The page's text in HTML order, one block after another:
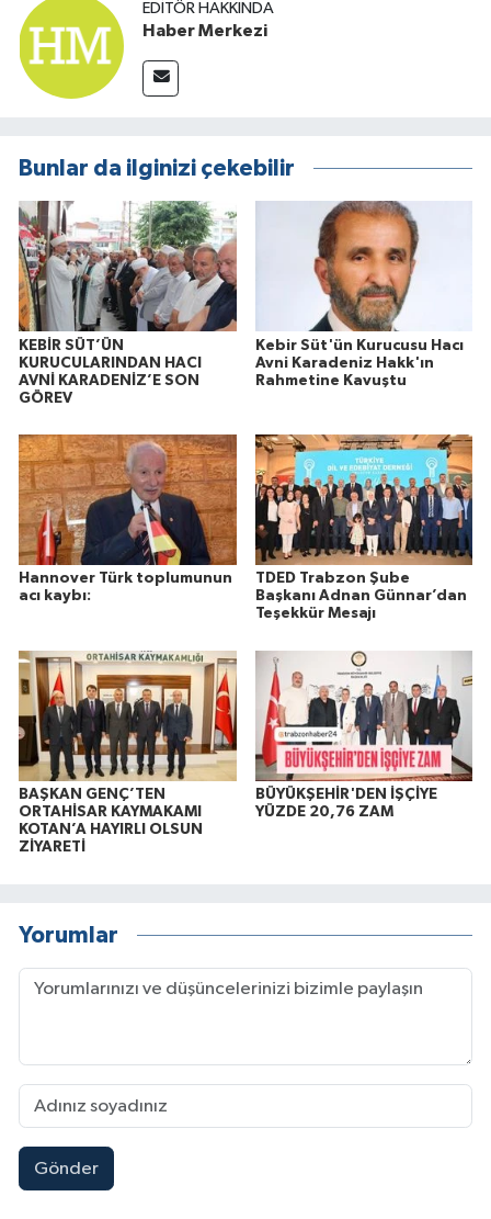
EDITÖR HAKKINDA
Haber Merkezi
Bunlar da ilginizi çekebilir
KEBİR SÜT’ÜN
KURUCULARINDAN HACI
AVNİ KARADENİZ’E SON
GÖREV
Kebir Süt'ün Kurucusu Hacı
Avni Karadeniz Hakk'ın
Rahmetine Kavuştu
Hannover Türk toplumunun
acı kaybı:
TDED Trabzon Şube
Başkanı Adnan Günnar’dan
Teşekkür Mesajı
BAŞKAN GENÇ’TEN
ORTAHİSAR KAYMAKAMI
KOTAN’A HAYIRLI OLSUN
ZİYARETİ
BÜYÜKŞEHİR'DEN İŞÇİYE
YÜZDE 20,76 ZAM
Yorumlar
Gönder